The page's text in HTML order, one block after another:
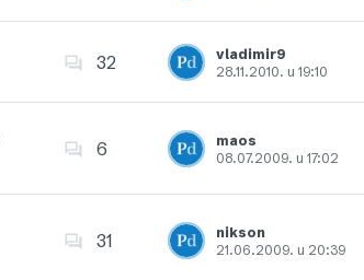
Dodajte u favorite
32
vladimir9
28.11.2010. u 19:10
6
maos
08.07.2009. u 17:02
31
nikson
21.06.2009. u 20:39